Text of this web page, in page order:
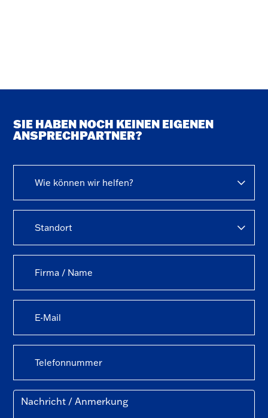
SIE HABEN NOCH KEINEN EIGENEN
ANSPRECHPARTNER?
Wie können wir helfen?
Standort